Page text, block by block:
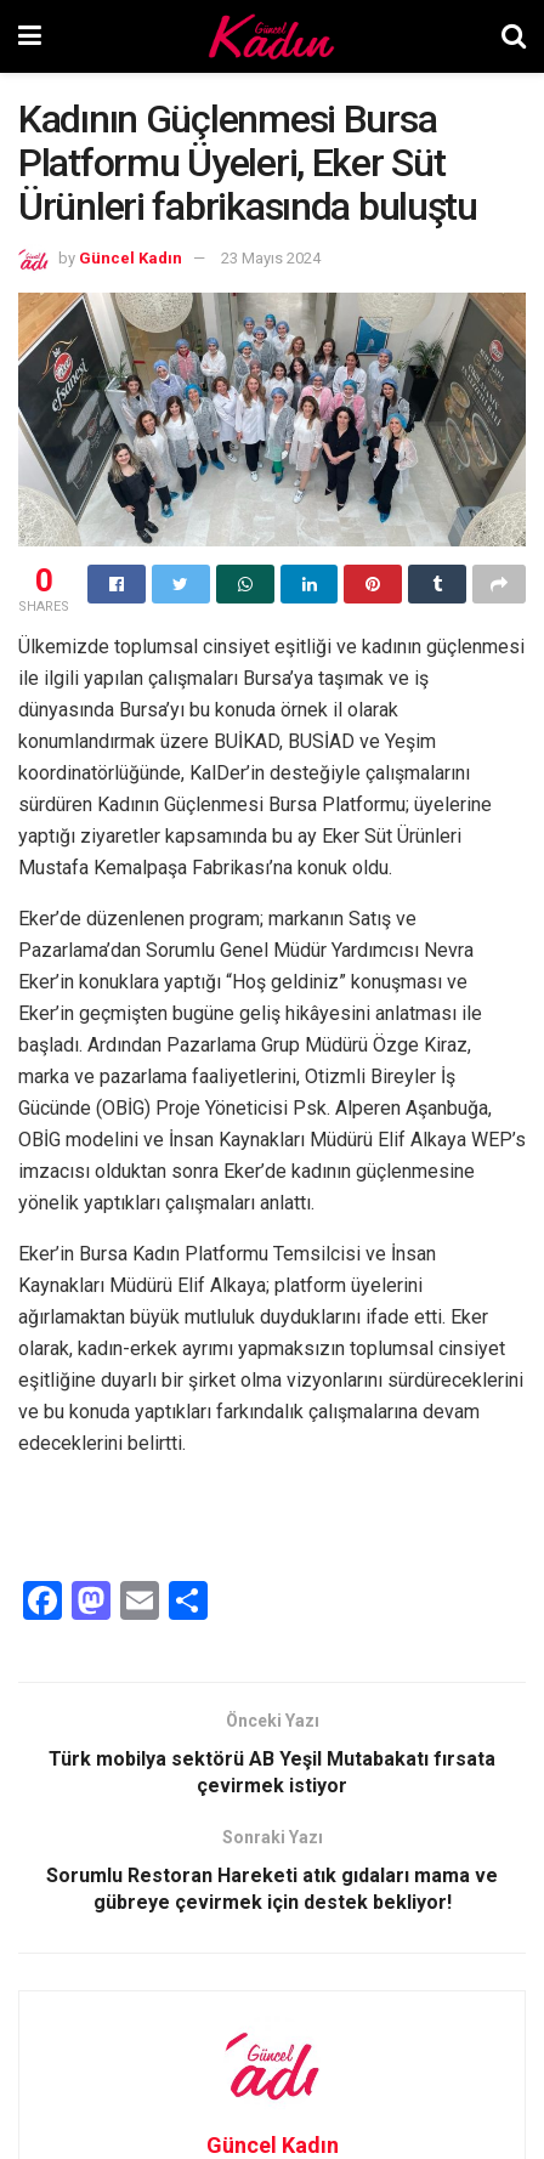
Kadının Güçlenmesi Bursa
Platformu Üyeleri, Eker Süt
Ürünleri fabrikasında buluştu
by Güncel Kadın 23 Mayıs 2024
0
SHARES
Ülkemizde toplumsal cinsiyet eşitliği ve kadının güçlenmesi
ile ilgili yapılan çalışmaları Bursa’ya taşımak ve iş
dünyasında Bursa’yı bu konuda örnek il olarak
konumlandırmak üzere BUİKAD, BUSİAD ve Yeşim
koordinatörlüğünde, KalDer’in desteğiyle çalışmalarını
sürdüren Kadının Güçlenmesi Bursa Platformu; üyelerine
yaptığı ziyaretler kapsamında bu ay Eker Süt Ürünleri
Mustafa Kemalpaşa Fabrikası’na konuk oldu.
Eker’de düzenlenen program; markanın Satış ve
Pazarlama’dan Sorumlu Genel Müdür Yardımcısı Nevra
Eker’in konuklara yaptığı “Hoş geldiniz” konuşması ve
Eker’in geçmişten bugüne geliş hikâyesini anlatması ile
başladı. Ardından Pazarlama Grup Müdürü Özge Kiraz,
marka ve pazarlama faaliyetlerini, Otizmli Bireyler İş
Gücünde (OBİG) Proje Yöneticisi Psk. Alperen Aşanbuğa,
OBİG modelini ve İnsan Kaynakları Müdürü Elif Alkaya WEP’s
imzacısı olduktan sonra Eker’de kadının güçlenmesine
yönelik yaptıkları çalışmaları anlattı.
Eker’in Bursa Kadın Platformu Temsilcisi ve İnsan
Kaynakları Müdürü Elif Alkaya; platform üyelerini
ağırlamaktan büyük mutluluk duyduklarını ifade etti. Eker
olarak, kadın-erkek ayrımı yapmaksızın toplumsal cinsiyet
eşitliğine duyarlı bir şirket olma vizyonlarını sürdüreceklerini
ve bu konuda yaptıkları farkındalık çalışmalarına devam
edeceklerini belirtti.
F
o
M
d
E
Önceki Yazı
Türk mobilya sektörü AB Yeşil Mutabakatı fırsata
çevirmek istiyor
Sonraki Yazı
Sorumlu Restoran Hareketi atık gıdaları mama ve
gübreye çevirmek için destek bekliyor!
Güncel Kadın